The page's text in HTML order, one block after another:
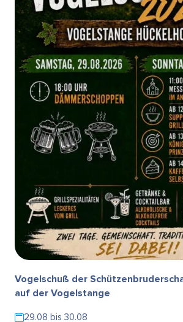
Vogelschuß der
auf der Vogelstange
29.08 bis 30.08